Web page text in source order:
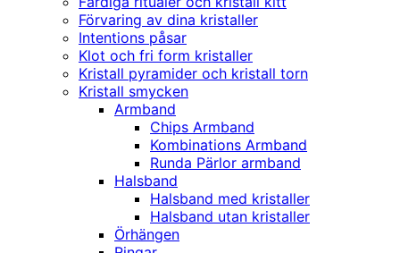
Förvaring av dina kristaller
Intentions påsar
Klot och fri form kristaller
Kristall pyramider och kristall torn
Kristall smycken
Armband
Chips Armband
Kombinations Armband
Runda Pärlor armband
Halsband
Halsband med kristaller
Halsband utan kristaller
Örhängen